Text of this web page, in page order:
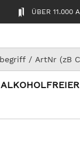
ÜBER 11.000